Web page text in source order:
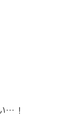
…！